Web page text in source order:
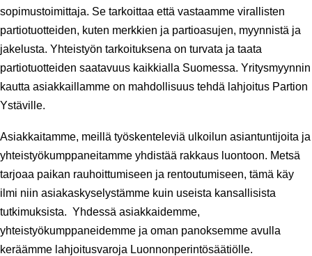
sopimustoimittaja. Se tarkoittaa että vastaamme virallisten
partiotuotteiden, kuten merkkien ja partioasujen, myynnistä ja
jakelusta. Yhteistyön tarkoituksena on turvata ja taata
partiotuotteiden saatavuus kaikkialla Suomessa. Yritysmyynnin
kautta asiakkaillamme on mahdollisuus tehdä lahjoitus Partion
Ystäville.
Asiakkaitamme, meillä työskenteleviä ulkoilun asiantuntijoita ja
yhteistyökumppaneitamme yhdistää rakkaus luontoon. Metsä
tarjoaa paikan rauhoittumiseen ja rentoutumiseen, tämä käy
ilmi niin asiakaskyselystämme kuin useista kansallisista
tutkimuksista.  Yhdessä asiakkaidemme,
yhteistyökumppaneidemme ja oman panoksemme avulla
keräämme lahjoitusvaroja Luonnonperintösäätiölle.